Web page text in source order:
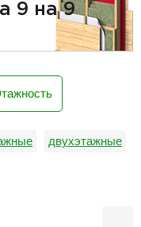
9 на 9
двухэтажные